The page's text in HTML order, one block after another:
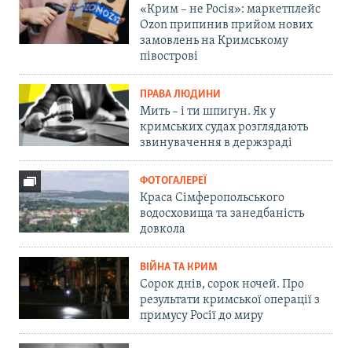
«Крим – не Росія»: маркетплейс
Ozon припинив прийом нових
замовлень на Кримському
півострові
ПРАВА ЛЮДИНИ
Мить – і ти шпигун. Як у
кримських судах розглядають
звинувачення в держзраді
ФОТОГАЛЕРЕЇ
Краса Сімферопольського
водосховища та занедбаність
довкола
ВІЙНА ТА КРИМ
Сорок днів, сорок ночей. Про
результати кримської операції з
примусу Росії до миру